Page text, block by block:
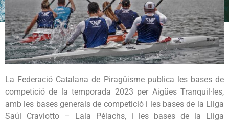
La Federació Catalana de Piragüisme publica les bases de
competició de la temporada 2023 per Aigües Tranquil·les,
amb les bases generals de competició i les bases de la Lliga
Saúl Craviotto – Laia Pèlachs, i les bases de la Lliga